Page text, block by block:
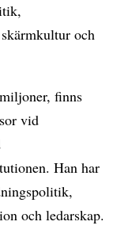
och
finns
vid
Han har
och ledarskap.